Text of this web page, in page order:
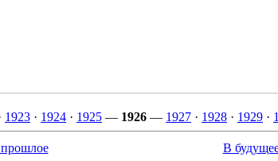
1923 · 1924 · 1925 — 1926 — 1927 · 1928 · 1929 ·
В